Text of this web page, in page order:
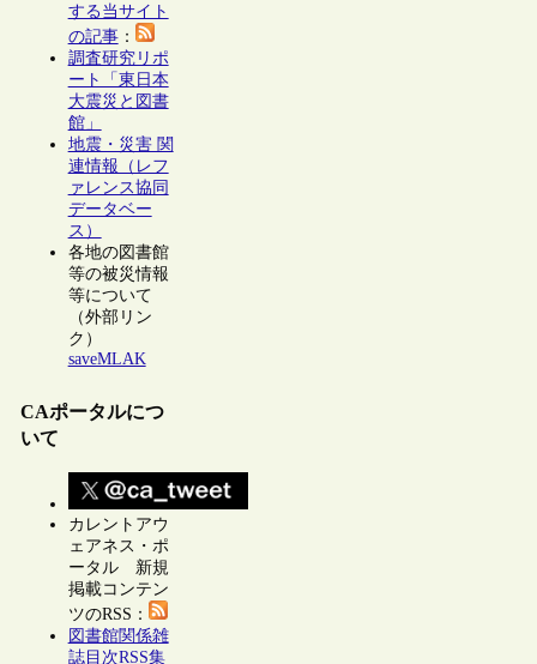
する当サイト
の記事：
調査研究リポ
ート「東日本
大震災と図書
館」
地震・災害 関
連情報（レフ
ァレンス協同
データベー
ス）
各地の図書館
等の被災情報
等について
（外部リン
ク）
saveMLAK
CAポータルにつ
いて
カレントアウ
ェアネス・ポ
ータル 新規
掲載コンテン
ツのRSS：
図書館関係雑
誌目次RSS集